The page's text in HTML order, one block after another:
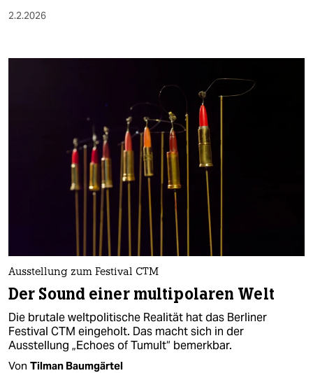
abo
2.2.2026
Ausstellung zum Festival CTM
Der Sound einer multipolaren Welt
Die brutale weltpolitische Realität hat das Berliner
Festival CTM eingeholt. Das macht sich in der
Ausstellung „Echoes of Tumult“ bemerkbar.
Von Tilman Baumgärtel